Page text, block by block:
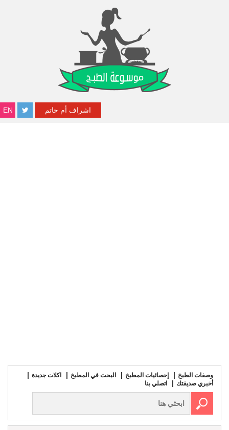
EN اشراف أم حاتم
وصفات الطبخ إحصائيات المطبخ البحث في المطبخ
اكلات جديدة
أخبري صديقتك
اتصلي بنا